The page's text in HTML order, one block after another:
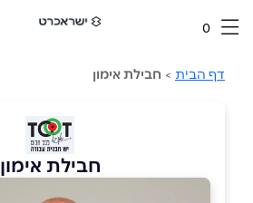
0
דף הבית > חבילת אימון
חבילת אימון